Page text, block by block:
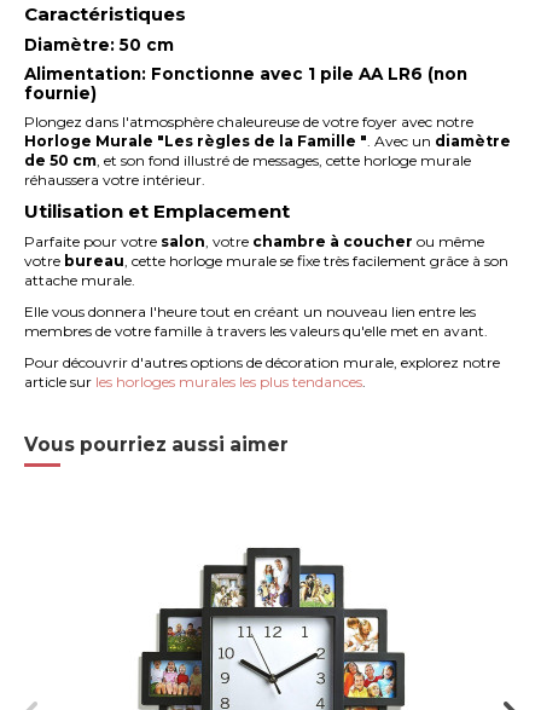
Caractéristiques
Diamètre: 50 cm
Alimentation: Fonctionne avec 1 pileAA LR6 (non
fournie)
Plongez dans l'atmosphère chaleureuse de votre foyer avec notre
Horloge Murale "Les règles de la Famille " . Avec un diamètre
de 50 cm , et son fond illustré de messages, cette horloge murale
réhaussera votre intérieur.
Utilisation et Emplacement
Parfaite pour votre salon, votre chambre à coucher ou même
votre bureau, cette horloge murale se fixe très facilement grâce à son
attache murale.
Elle vous donnera l'heure tout en créant un nouveau lien entre les
membres de votre famille à travers les valeurs qu'elle met en avant.
Pour découvrir d'autres options de décoration murale, explorez notre
article sur les horloges murales les plus tendances
Vous pourriez aussi aimer